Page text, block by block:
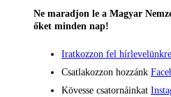
Ne maradjon le a Magyar
őket minden nap!
Iratkozzon fel hírlevelünkre
Csatlakozzon hozzánk
Kövesse csatornáinkat